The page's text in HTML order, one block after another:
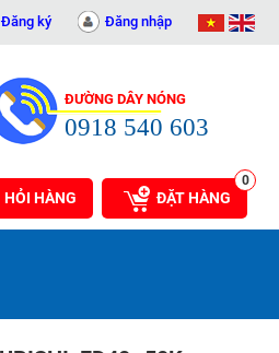
Đăng ký Đăng nhập
ĐƯỜNG DÂY NÓNG
0918 540 603
HỎI HÀNG ĐẶT HÀNG
0